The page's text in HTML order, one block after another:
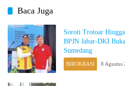
Baca Juga
Soroti Trotoar
BPJN Jabar-DKI
Sumedang
BIROKRASI 8 Agustus